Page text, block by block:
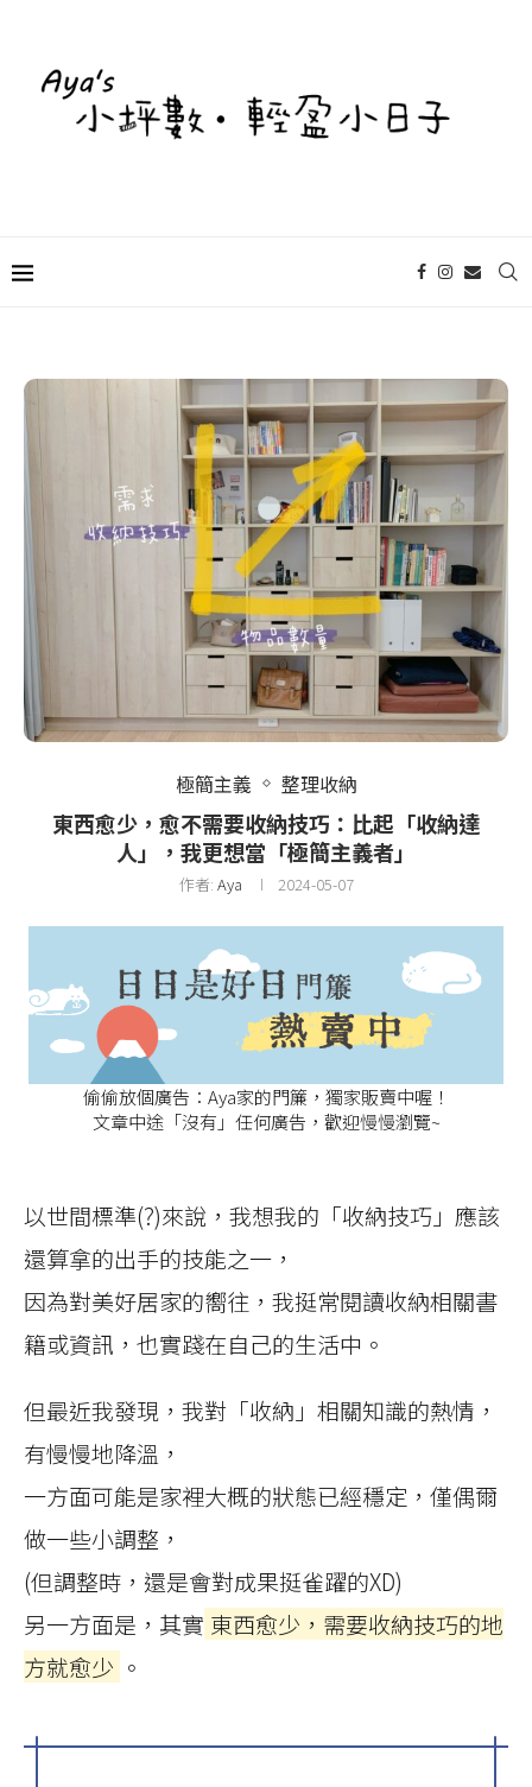
極簡主義 整理收納
東西愈少，愈不需要收納技巧：比起「收納達
人」，我更想當「極簡主義者」
作者: Aya 2024-05-07
偷偷放個廣告：Aya家的門簾，獨家販賣中喔！
文章中途「沒有」任何廣告，歡迎慢慢瀏覽~
以世間標準(?)來說，我想我的「收納技巧」應該
還算拿的出手的技能之一，
因為對美好居家的嚮往，我挺常閱讀收納相關書
籍或資訊，也實踐在自己的生活中。
但最近我發現，我對「收納」相關知識的熱情，
有慢慢地降溫，
一方面可能是家裡大概的狀態已經穩定，僅偶爾
做一些小調整，
(但調整時，還是會對成果挺雀躍的XD)
另一方面是，其實 東西愈少，需要收納技巧的地
方就愈少 。